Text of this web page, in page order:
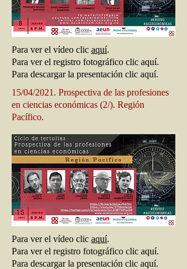
Para ver el vídeo clic aquí.
Para ver el registro fotográfico clic aquí.
Para descargar la presentación clic aquí.
15/04/2021. Prospectiva de las profesiones
en ciencias económicas (2/). Región
Pacífico.
Para ver el vídeo clic aquí.
Para ver el registro fotográfico clic aquí.
Para descargar la presentación clic aquí.